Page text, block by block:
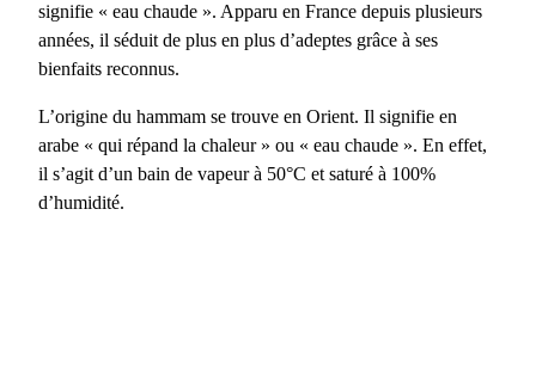
signifie « eau chaude ». Apparu en France depuis plusieurs
années, il séduit de plus en plus d’adeptes grâce à ses
bienfaits reconnus.
L’origine du hammam se trouve en Orient. Il signifie en
arabe « qui répand la chaleur » ou « eau chaude ». En effet,
il s’agit d’un bain de vapeur à 50°C et saturé à 100%
d’humidité.